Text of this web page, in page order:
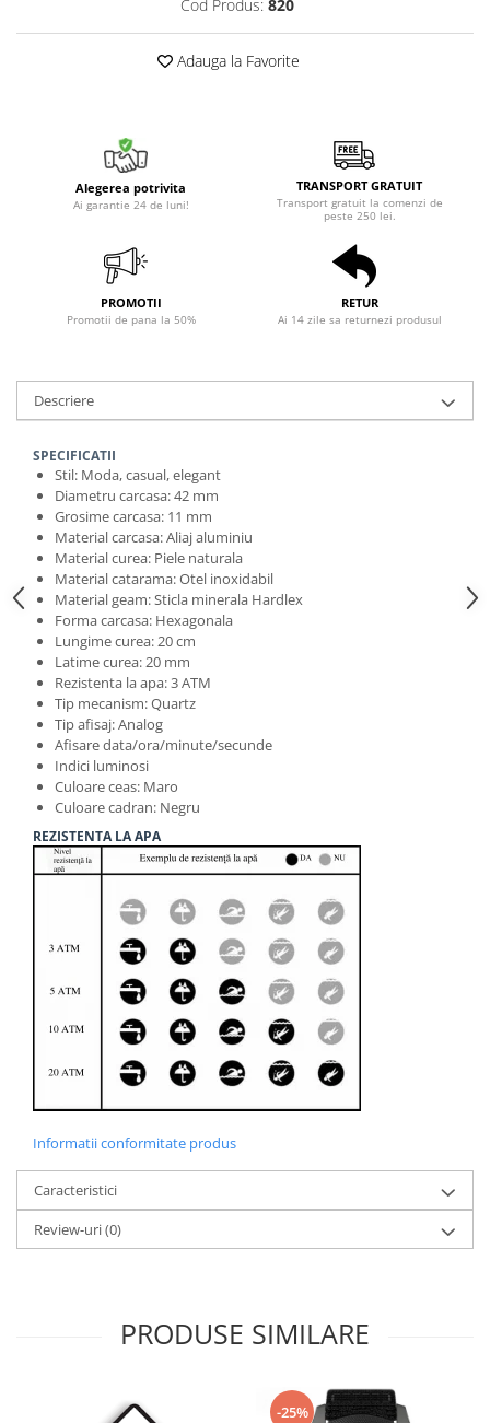
Cod Produs: 820
Adauga la Favorite
Alegerea potrivita
Ai garantie 24 de luni!
TRANSPORT GRATUIT
Transport gratuit la comenzi de
peste 250 lei.
PROMOTII
Promotii de pana la 50%
RETUR
Ai 14 zile sa returnezi produsul
Descriere
SPECIFICATII
Stil: Moda, casual, elegant
Diametru carcasa: 42 mm
Grosime carcasa: 11 mm
Material carcasa: Aliaj aluminiu
Material curea: Piele naturala
Material catarama: Otel inoxidabil
Material geam: Sticla minerala Hardlex
Forma carcasa: Hexagonala
Lungime curea: 20 cm
Latime curea: 20 mm
Rezistenta la apa: 3 ATM
Tip mecanism: Quartz
Tip afisaj: Analog
Afisare data/ora/minute/secunde
Indici luminosi
Culoare ceas: Maro
Culoare cadran: Negru
REZISTENTA LA APA
Informatii conformitate produs
Caracteristici
Review-uri(0)
PRODUSE SIMILARE
-25%